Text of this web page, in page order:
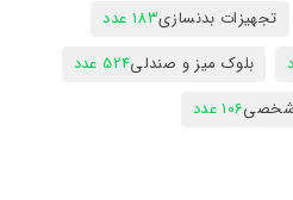
تجهیزات بدنسازی183 عدد
بلوک میز و صندلی524 عدد
شخصی106 عدد